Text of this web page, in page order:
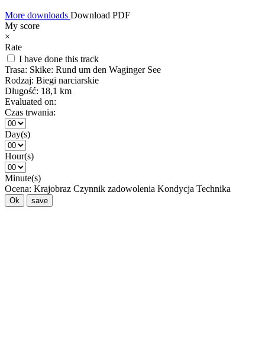
More downloads Download PDF
My score
×
Rate
I have done this track
Trasa: Skike: Rund um den Waginger See
Rodzaj: Biegi narciarskie
Długość: 18,1 km
Evaluated on:
Czas trwania:
Day(s)
Hour(s)
Minute(s)
Ocena: Krajobraz Czynnik zadowolenia Kondycja Technika
Ok save